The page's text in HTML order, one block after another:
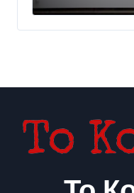
300 млн